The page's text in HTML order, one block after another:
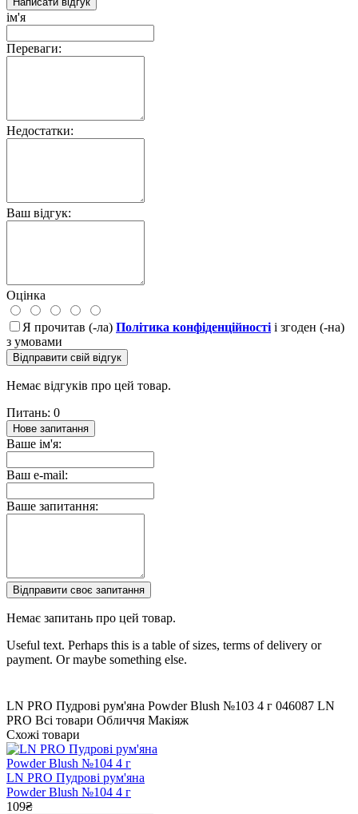
ім'я
Переваги:
Недостатки:
Ваш відгук:
Оцінка
Я прочитав (-ла) Політика конфіденційності і згоден (-на)
з умовами
Відправити свій відгук
Немає відгуків про цей товар.
Питань: 0
Нове запитання
Ваше ім'я:
Ваш e-mail:
Ваше запитання:
Відправити своє запитання
Немає запитань про цей товар.
Useful text. Perhaps this is a table of sizes, terms of delivery or
payment. Or maybe something else.
LN PRO Пудрові рум'яна Powder Blush №103 4 г 046087 LN
PRO Всі товари Обличчя Макіяж
Схожі товари
LN PRO Пудрові рум'яна
Powder Blush №104 4 г
109₴